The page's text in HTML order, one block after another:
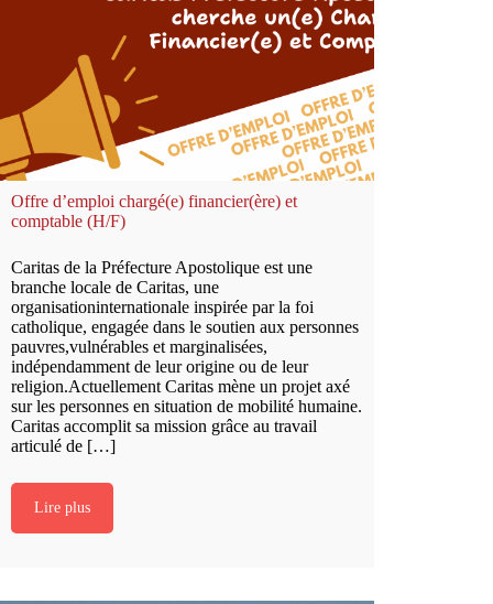
Offre d’emploi chargé(e) financier(ère) et
comptable (H/F)
Caritas de la Préfecture Apostolique est une
branche locale de Caritas, une
organisationinternationale inspirée par la foi
catholique, engagée dans le soutien aux personnes
pauvres,vulnérables et marginalisées,
indépendamment de leur origine ou de leur
religion.Actuellement Caritas mène un projet axé
sur les personnes en situation de mobilité humaine.
Caritas accomplit sa mission grâce au travail
articulé de […]
Lire plus